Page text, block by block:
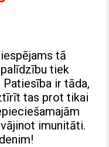
tā
tiek
ir tāda,
tas prot tikai
imunitāti.